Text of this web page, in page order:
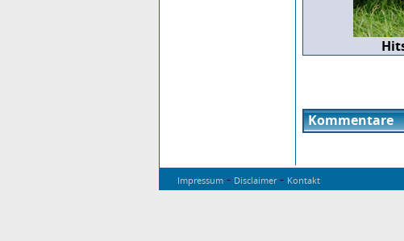
Kommentare
Impressum - Disclaimer- Kontakt